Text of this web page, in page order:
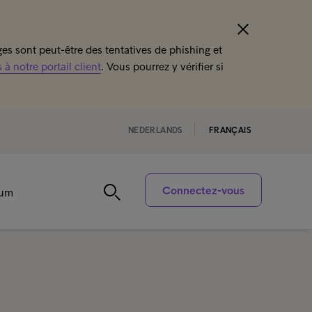
sont peut-être des tentatives de phishing et
à notre portail client. Vous pourrez y vérifier si
NEDERLANDS FRANÇAIS
Connectez-vous